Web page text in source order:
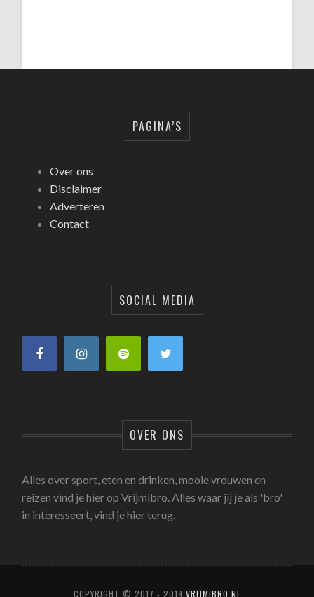
PAGINA’S
Over ons
Disclaimer
Adverteren
Contact
SOCIAL MEDIA
OVER ONS
Alles over sport, eten en drinken, mooie vrouwen en
reizen vind je hier op Vrijmibro. Alles waar jij je als 'bro'
in interesseert, vind je hier terug.
COPYRIGHT © 2017 - 2019 VRIJMIBRO.NL